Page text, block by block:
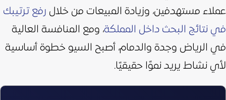
عملاء مستهدفين، وزيادة المبيعات من خلال رفع ترتيبك
في نتائج البحث داخل المملكة، ومع المنافسة العالية
في الرياض وجدة والدمام، أصبح السيو خطوة أساسية
لأي نشاط يريد نموًا حقيقيًا.